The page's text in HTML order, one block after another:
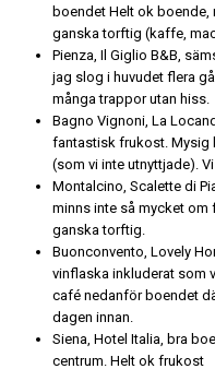
boendet Helt ok
ganska torftig (kaffe,
Pienza, Il Giglio B&B,
jag slog i huvudet flera
många trappor utan hiss.
Bagno Vignoni, La
fantastisk frukost. Mysig
(som vi inte utnyttjade).
Montalcino, Scalette di
minns inte så mycket om
ganska torftig.
Buonconvento, Lovely
vinflaska inkluderat som
café nedanför boendet
dagen innan.
Siena, Hotel Italia, bra
centrum. Helt ok frukost